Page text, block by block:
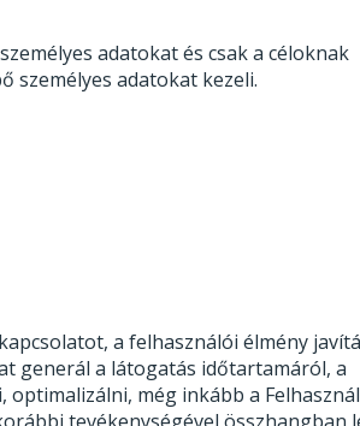
adatokat és csak a céloknak
személyes adatokat kezeli.
a felhasználói élmény
generál a látogatás időtartamáról, a
még inkább a
tevékenységével összhangban